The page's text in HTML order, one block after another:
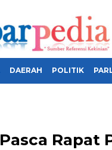
DAERAH POLITIK
Rapat